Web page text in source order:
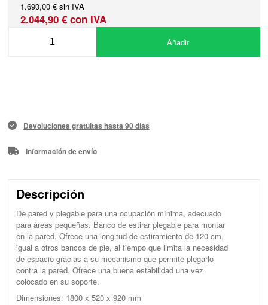
1.690,00 € sin IVA
2.044,90 € con IVA
Añadir
Devoluciones gratuitas hasta 90 días
Información de envío
Descripción
De pared y plegable para una ocupación mínima, adecuado
para áreas pequeñas. Banco de estirar plegable para montar
en la pared. Ofrece una longitud de estiramiento de 120 cm,
igual a otros bancos de pie, al tiempo que limita la necesidad
de espacio gracias a su mecanismo que permite plegarlo
contra la pared. Ofrece una buena estabilidad una vez
colocado en su soporte.
Dimensiones: 1800 x 520 x 920 mm